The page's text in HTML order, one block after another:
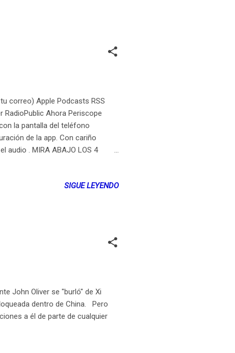
correo) Apple Podcasts RSS
RadioPublic Ahora Periscope
la pantalla del teléfono
de la app. Con cariño
audio . MIRA ABAJO LOS 4
permite hacer vídeo bien sea
SIGUE LEYENDO
John Oliver se "burló" de Xi
dentro de China. Pero
a él de parte de cualquier